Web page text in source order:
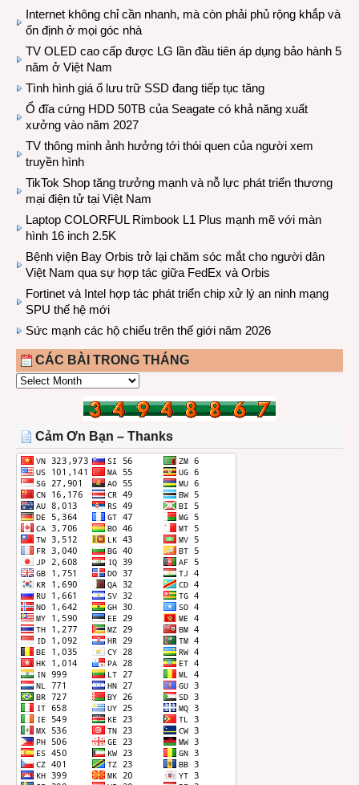
Internet không chỉ cần nhanh, mà còn phải phủ rộng khắp và
ổn định ở mọi góc nhà
TV OLED cao cấp được LG lần đầu tiên áp dụng bảo hành 5
năm ở Việt Nam
Tình hình giá ổ lưu trữ SSD đang tiếp tục tăng
Ổ đĩa cứng HDD 50TB của Seagate có khả năng xuất
xưởng vào năm 2027
TV thông minh ảnh hưởng tới thói quen của người xem
truyền hình
TikTok Shop tăng trưởng mạnh và nỗ lực phát triển thương
mại điện tử tại Việt Nam
Laptop COLORFUL Rimbook L1 Plus mạnh mẽ với màn
hình 16 inch 2.5K
Bệnh viện Bay Orbis trở lại chăm sóc mắt cho người dân
Việt Nam qua sự hợp tác giữa FedEx và Orbis
Fortinet và Intel hợp tác phát triển chip xử lý an ninh mạng
SPU thế hệ mới
Sức mạnh các hộ chiếu trên thế giới năm 2026
CÁC BÀI TRONG THÁNG
CÁC
THÁNG
Cảm Ơn Bạn – Thanks